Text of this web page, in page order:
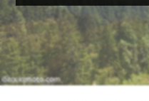
4ws-netdesign